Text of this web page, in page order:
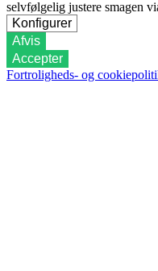
selvfølgelig justere smagen
Konfigurer
Afvis
Accepter
Fortroligheds- og